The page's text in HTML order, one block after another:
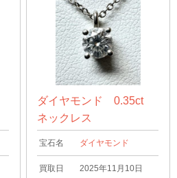
ダイヤモンド 0.35ct
ネックレス
宝石名 ダイヤモンド
買取日 2025年11月10日